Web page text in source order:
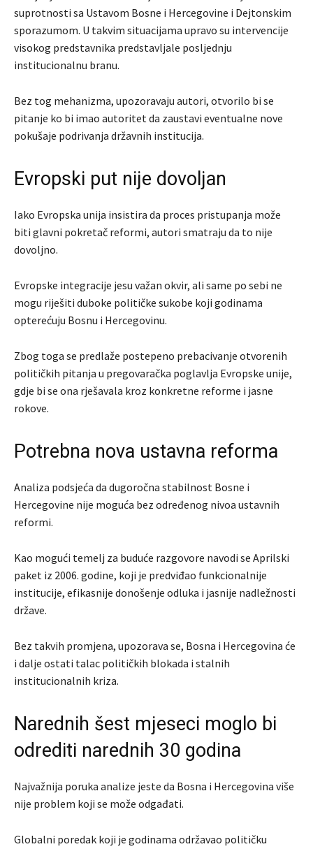
suprotnosti sa Ustavom Bosne i Hercegovine i Dejtonskim
sporazumom. U takvim situacijama upravo su intervencije
visokog predstavnika predstavljale posljednju
institucionalnu branu.
Bez tog mehanizma, upozoravaju autori, otvorilo bi se
pitanje ko bi imao autoritet da zaustavi eventualne nove
pokušaje podrivanja državnih institucija.
Evropski put nije dovoljan
Iako Evropska unija insistira da proces pristupanja može
biti glavni pokretač reformi, autori smatraju da to nije
dovoljno.
Evropske integracije jesu važan okvir, ali same po sebi ne
mogu riješiti duboke političke sukobe koji godinama
opterećuju Bosnu i Hercegovinu.
Zbog toga se predlaže postepeno prebacivanje otvorenih
političkih pitanja u pregovaračka poglavlja Evropske unije,
gdje bi se ona rješavala kroz konkretne reforme i jasne
rokove.
Potrebna nova ustavna reforma
Analiza podsjeća da dugoročna stabilnost Bosne i
Hercegovine nije moguća bez određenog nivoa ustavnih
reformi.
Kao mogući temelj za buduće razgovore navodi se Aprilski
paket iz 2006. godine, koji je predviđao funkcionalnije
institucije, efikasnije donošenje odluka i jasnije nadležnosti
države.
Bez takvih promjena, upozorava se, Bosna i Hercegovina će
i dalje ostati talac političkih blokada i stalnih
institucionalnih kriza.
Narednih šest mjeseci moglo bi
odrediti narednih 30 godina
Najvažnija poruka analize jeste da Bosna i Hercegovina više
nije problem koji se može odgađati.
Globalni poredak koji je godinama održavao političku